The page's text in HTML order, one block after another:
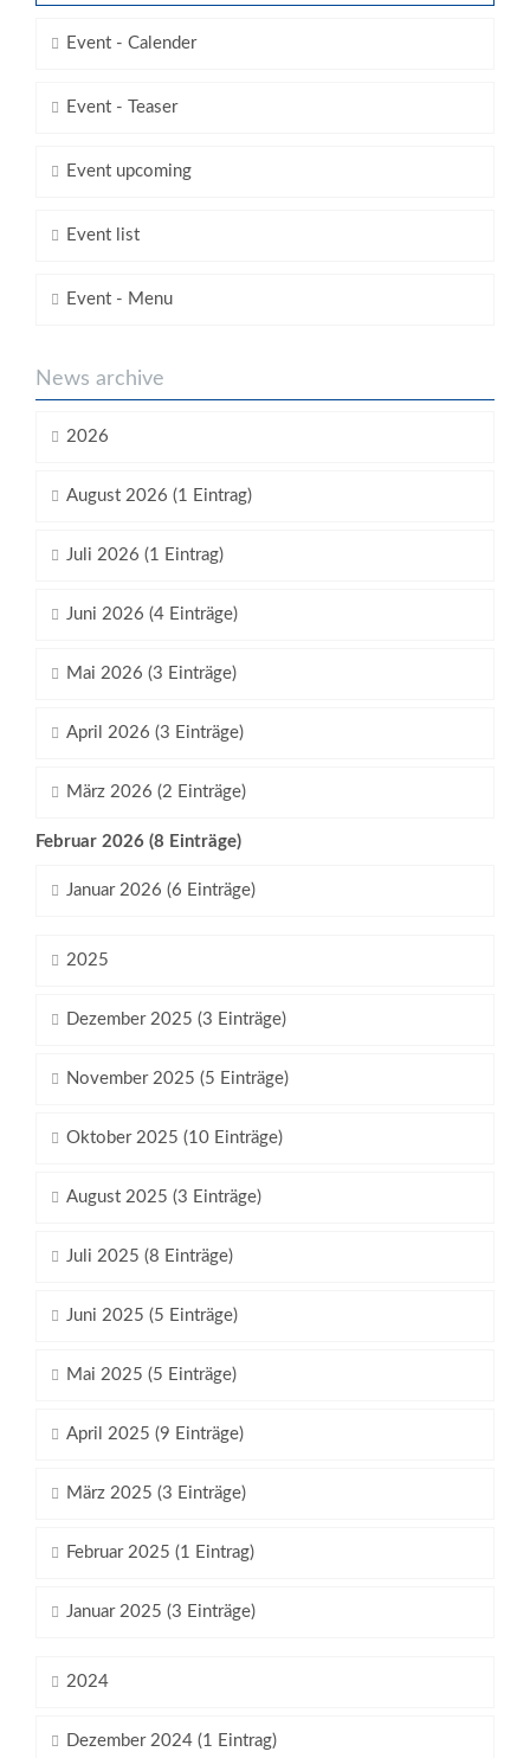
Event - Calender
Event - Teaser
Event upcoming
Event list
Event - Menu
News archive
2026
August 2026 (1 Eintrag)
Juli 2026 (1 Eintrag)
Juni 2026 (4 Einträge)
Mai 2026 (3 Einträge)
April 2026 (3 Einträge)
März 2026 (2 Einträge)
Februar 2026 (8 Einträge)
Januar 2026 (6 Einträge)
2025
Dezember 2025 (3 Einträge)
November 2025 (5 Einträge)
Oktober 2025 (10 Einträge)
August 2025 (3 Einträge)
Juli 2025 (8 Einträge)
Juni 2025 (5 Einträge)
Mai 2025 (5 Einträge)
April 2025 (9 Einträge)
März 2025 (3 Einträge)
Februar 2025 (1 Eintrag)
Januar 2025 (3 Einträge)
2024
Dezember 2024 (1 Eintrag)